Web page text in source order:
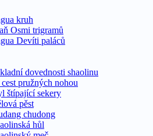
kruh
Osmi trigramů
Devíti paláců
dovednosti shaolinu
cest pružných nohou
štípající sekery
pěst
chudong
hůl